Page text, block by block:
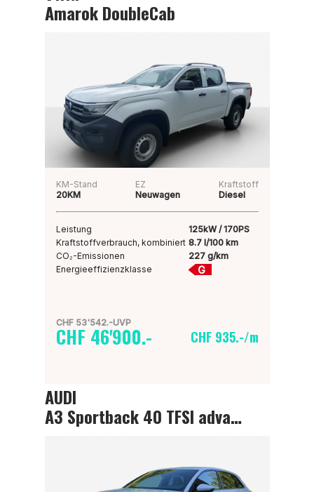
Amarok DoubleCab
KM-Stand
20KM
EZ
Neuwagen
Kraftstoff
Diesel
Leistung
125kW / 170PS
Kraftstoffverbrauch, kombiniert 8.7 l/100 km
CO₂-Emissionen
227 g/km
Energieeffizienzklasse
G
CHF 53'542.-UVP
CHF 46'900.- CHF 935.-/m
AUDI
A3 Sportback 40 TFSI advanced